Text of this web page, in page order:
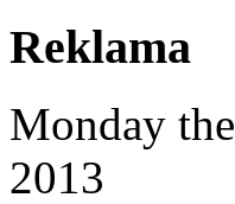
Reklama
Monday
2013